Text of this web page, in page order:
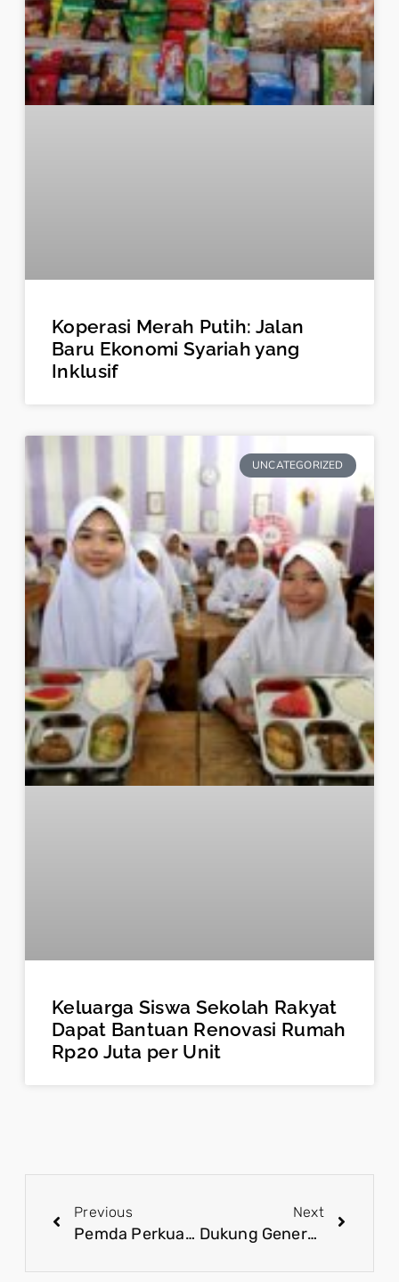
Koperasi Merah Putih: Jalan
Baru Ekonomi Syariah yang
Inklusif
UNCATEGORIZED
Keluarga Siswa Sekolah Rakyat
Dapat Bantuan Renovasi Rumah
Rp20 Juta per Unit
Previous
Pemda Perkuat Evaluasi, Program MBG Terus Dijalankan dengan Standar Aman
Next
Dukung Generasi Sehat, MBG Diperkuat dengan Pola Baru dan Pengawasan Ketat